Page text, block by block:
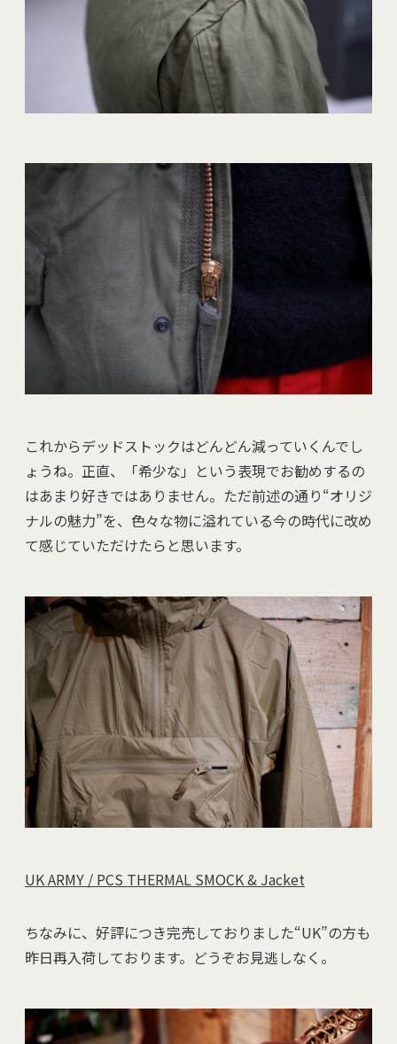
これからデッドストックはどんどん減っていくんでし
ょうね。正直、「希少な」という表現でお勧めするの
はあまり好きではありません。ただ前述の通り“オリジ
ナルの魅力”を、色々な物に溢れている今の時代に改め
て感じていただけたらと思います。
UK ARMY / PCS THERMAL SMOCK & Jacket
ちなみに、好評につき完売しておりました“UK”の方も
昨日再入荷しております。どうぞお見逃しなく。